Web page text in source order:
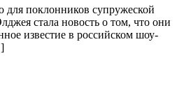
поклонников супружеской
стала новость о том, что они
известие в российском шоу-